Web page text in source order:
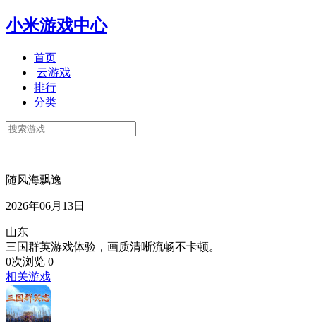
小米游戏中心
首页
云游戏
排行
分类
随风海飘逸
2026年06月13日
山东
三国群英游戏体验，画质清晰流畅不卡顿。
0次浏览 0
相关游戏